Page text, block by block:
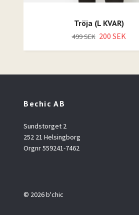
Tröja (L KVAR)
499 SEK 200 SEK
Bechic AB
Sundstorget 2
252 21 Helsingborg
Orgnr 559241-7462
© 2026 b'chic